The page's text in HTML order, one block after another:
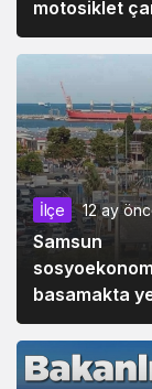
motosiklet
İlçe 12 ay
Samsun
basamakta